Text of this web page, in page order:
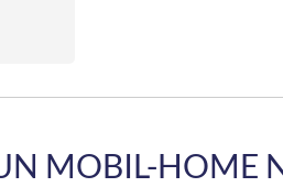
MOBIL-HOME